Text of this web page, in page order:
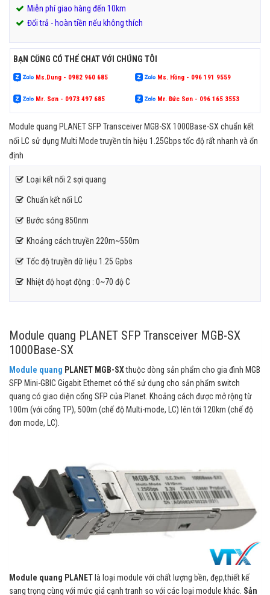
Miễn phí giao hàng đến 10km
Đổi trả - hoàn tiền nếu không thích
BẠN CŨNG CÓ THỂ CHAT VỚI CHÚNG TÔI
Ms.Dung - 0982 960 685 Ms. Hồng - 096 191 9559
Mr. Sơn - 0973 497 685 Mr. Đức Sơn - 096 165 3553
Module quang PLANET SFP Transceiver MGB-SX 1000Base-SX chuẩn kết
nối LC sử dụng Multi Mode truyền tín hiệu 1.25Gbps tốc độ rất nhanh và ổn
định
Loại kết nối 2 sợi quang
Chuẩn kết nối LC
Bước sóng 850nm
Khoảng cách truyền 220m~550m
Tốc độ truyền dữ liệu 1.25 Gpbs
Nhiệt độ hoạt động : 0~70 độ C
Module quang PLANET SFP Transceiver MGB-SX
1000Base-SX
Module quang PLANET MGB-SXthuộc dòng sản phẩm cho gia đình MGB
SFP Mini-GBIC Gigabit Ethernet có thể sử dụng cho sản phẩm switch
quang có giao diện cổng SFP của Planet. Khoảng cách được mở rộng từ
100m (với cổng TP), 500m (chế độ Multi-mode, LC) lên tới 120km (chế độ
đơn mode, LC).
Module quang PLANET là loại module với chất lượng bền, đẹp,thiết kế
sang trọng cùng với mức giá cạnh tranh so với các loại module khác. Sản